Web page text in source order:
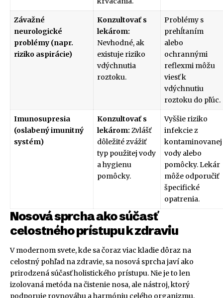
Závažné
neurologické
problémy (napr.
riziko aspirácie)
Konzultovať s
lekárom:
Nevhodné, ak
existuje riziko
vdýchnutia
roztoku.
Problémy s
prehĺtaním
alebo
ochrannými
reflexmi môžu
viesť k
vdýchnutiu
roztoku do pľúc.
Imunosupresia
(oslabený imunitný
systém)
Konzultovať s
lekárom: Zvlášť
dôležité zvážiť
typ použitej vody
a hygienu
pomôcky.
Vyššie riziko
infekcie z
kontaminovanej
vody alebo
pomôcky. Lekár
môže odporučiť
špecifické
opatrenia.
Nosová sprcha ako súčasť
celostného prístupu k zdraviu
V modernom svete, kde sa čoraz viac kladie dôraz na
celostný pohľad na zdravie, sa nosová sprcha javí ako
prirodzená súčasť holistického prístupu. Nie je to len
izolovaná metóda na čistenie nosa, ale nástroj, ktorý
podporuje rovnováhu a harmóniu celého organizmu.